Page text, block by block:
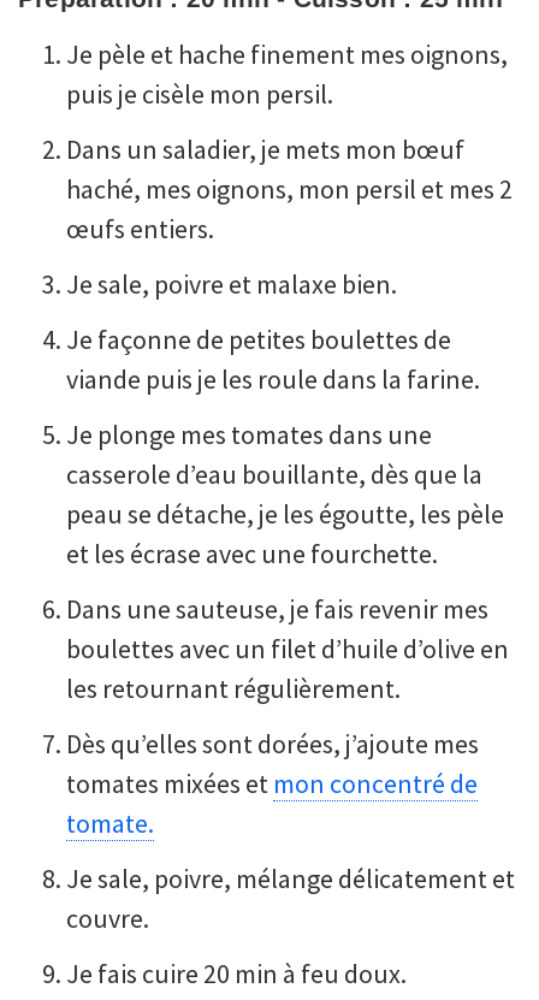
Je pèle et hache finement mes oignons,
puis je cisèle mon persil.
Dans un saladier, je mets mon bœuf
haché, mes oignons, mon persil et mes 2
œufs entiers.
Je sale, poivre et malaxe bien.
Je façonne de petites boulettes de
viande puis je les roule dans la farine.
Je plonge mes tomates dans une
casserole d’eau bouillante, dès que la
peau se détache, je les égoutte, les pèle
et les écrase avec une fourchette.
Dans une sauteuse, je fais revenir mes
boulettes avec un filet d’huile d’olive en
les retournant régulièrement.
Dès qu’elles sont dorées, j’ajoute mes
tomates mixées et mon concentré de
tomate.
Je sale, poivre, mélange délicatement et
couvre.
Je fais cuire 20 min à feu doux.